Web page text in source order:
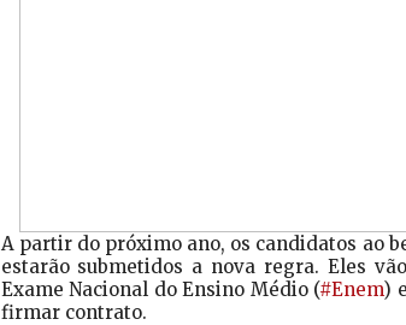
A partir do próximo ano, os candidatos ao
estarão submetidos a nova regra. Eles
Exame Nacional do Ensino Médio (‪#‎Enem‬)
firmar contrato.